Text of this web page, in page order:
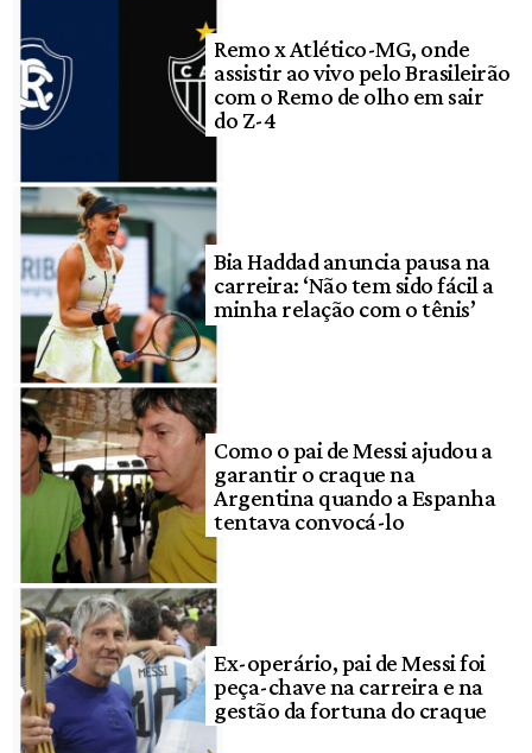
Remo x Atlético-MG, onde
assistir ao vivo pelo Brasileirão
com o Remo de olho em sair
do Z-4
Bia Haddad anuncia pausa na
carreira: ‘Não tem sido fácil a
minha relação com o tênis’
Como o pai de Messi ajudou a
garantir o craque na
Argentina quando a Espanha
tentava convocá-lo
Ex-operário, pai de Messi foi
peça-chave na carreira e na
gestão da fortuna do craque